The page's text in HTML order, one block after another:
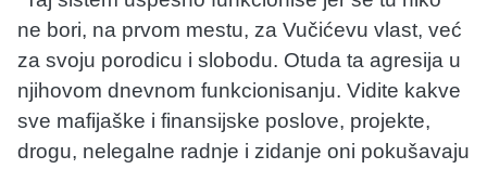
ne bori, na prvom mestu, za Vučićevu vlast, već
za svoju porodicu i slobodu. Otuda ta agresija u
njihovom dnevnom funkcionisanju. Vidite kakve
sve mafijaške i finansijske poslove, projekte,
drogu, nelegalne radnje i zidanje oni pokušavaju